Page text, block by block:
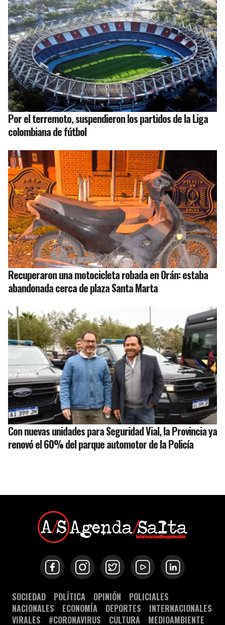
Por el terremoto, suspendieron los partidos de la Liga
colombiana de fútbol
Recuperaron una motocicleta robada en Orán: estaba
abandonada cerca de plaza Santa Marta
Con nuevas unidades para Seguridad Vial, la Provincia ya
renovó el 60% del parque automotor de la Policía
SOCIEDAD POLÍTICA OPINIÓN
POLICIALES
NACIONALES
ECONOMÍA DEPORTES
INTERNACIONALES
VIRALES
#CORONAVIRUS CULTURA MEDIOAMBIENTE